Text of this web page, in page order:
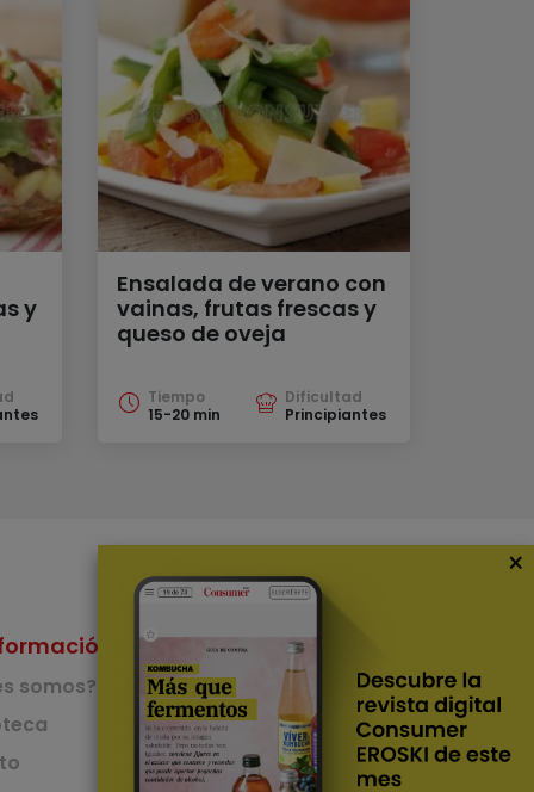
y
Ensalada de verano con
vainas, frutas frescas y
queso de oveja
Tiempo
15-20 min
Dificultad
Principiantes
somos?
Nuestras Apps
App de recetas
×